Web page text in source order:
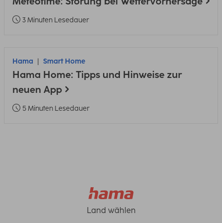
3 Minuten Lesedauer
Hama Smart Home
Hama Home: Tipps und Hinweise zur
neuen App
5 Minuten Lesedauer
Land wählen